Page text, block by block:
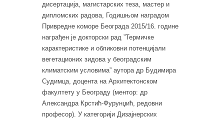
дисертација, магистарских теза, мастер и
дипломских радова, Годишњом наградом
Привредне коморе Београда 2015/16. године
награђен је докторски рад ”Термичке
карактеристике и обликовни потенцијали
вегетационих зидова у београдским
климатским условима” аутора др Будимира
Судимца, доцента на Архитектонском
факултету у Београду (ментор: др
Александра Крстић-Фурунџић, редовни
професор). У категорији Дизајнерских